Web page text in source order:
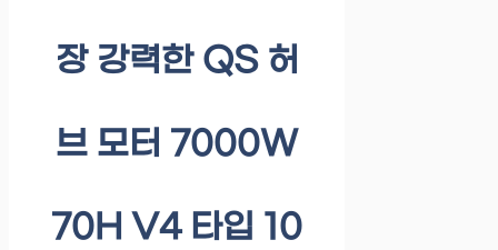
장 강력한 QS 허
브 모터 7000W
70H V4 타입 10